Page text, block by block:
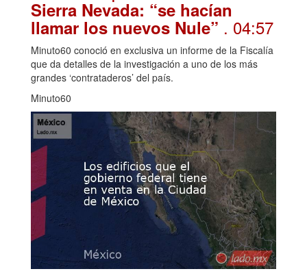
Sierra Nevada: “se hacían
llamar los nuevos Nule” . 04:57
Minuto60 conoció en exclusiva un informe de la Fiscalía
que da detalles de la investigación a uno de los más
grandes ‘contrataderos’ del país.
Minuto60